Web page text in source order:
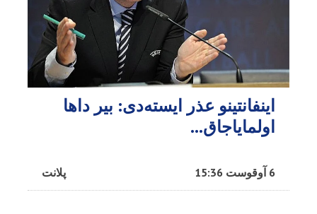
اینفانتینو عذر ایسته‌دی: بیر داها
اولمایاجاق…
پلانت 6 آوقوست 15:36